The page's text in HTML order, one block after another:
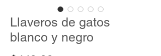
Llaveros de gatos
blanco y negro